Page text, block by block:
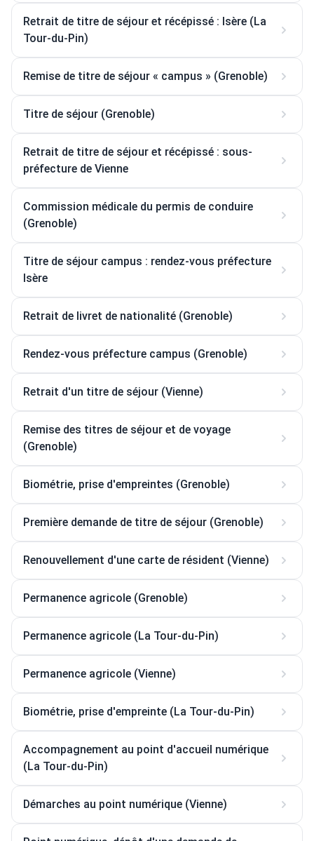
Retrait de titre de séjour et récépissé : Isère (La
Tour-du-Pin)
Remise de titre de séjour « campus » (Grenoble)
Titre de séjour (Grenoble)
Retrait de titre de séjour et récépissé : sous-
préfecture de Vienne
Commission médicale du permis de conduire
(Grenoble)
Titre de séjour campus : rendez-vous préfecture
Isère
Retrait de livret de nationalité (Grenoble)
Rendez-vous préfecture campus (Grenoble)
Retrait d'un titre de séjour (Vienne)
Remise des titres de séjour et de voyage
(Grenoble)
Biométrie, prise d'empreintes (Grenoble)
Première demande de titre de séjour (Grenoble)
Renouvellement d'une carte de résident (Vienne)
Permanence agricole (Grenoble)
Permanence agricole (La Tour-du-Pin)
Permanence agricole (Vienne)
Biométrie, prise d'empreinte (La Tour-du-Pin)
Accompagnement au point d'accueil numérique
(La Tour-du-Pin)
Démarches au point numérique (Vienne)